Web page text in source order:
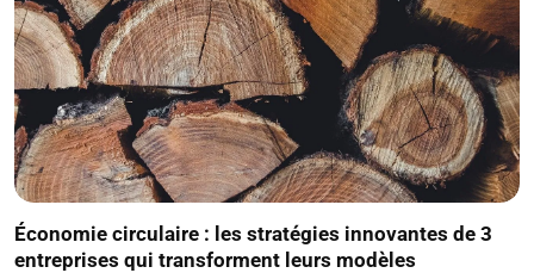
Économie circulaire : les stratégies innovantes de 3
entreprises qui transforment leurs modèles